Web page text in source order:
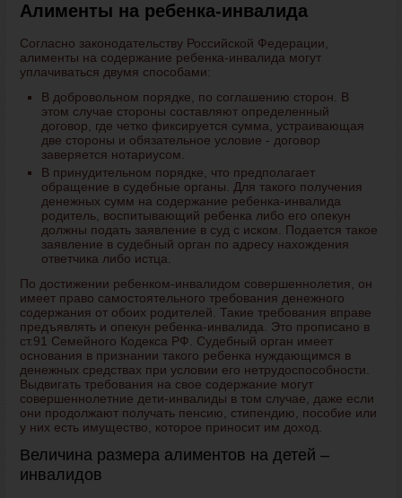
Алименты на ребенка-инвалида
Согласно законодательству Российской Федерации,
алименты на содержание ребенка-инвалида могут
уплачиваться двумя способами:
В добровольном порядке, по соглашению сторон. В
этом случае стороны составляют определенный
договор, где четко фиксируется сумма, устраивающая
две стороны и обязательное условие - договор
заверяется нотариусом.
В принудительном порядке, что предполагает
обращение в судебные органы. Для такого получения
денежных сумм на содержание ребенка-инвалида
родитель, воспитывающий ребенка либо его опекун
должны подать заявление в суд с иском. Подается такое
заявление в судебный орган по адресу нахождения
ответчика либо истца.
По достижении ребенком-инвалидом совершеннолетия, он
имеет право самостоятельного требования денежного
содержания от обоих родителей. Такие требования вправе
предъявлять и опекун ребенка-инвалида. Это прописано в
ст.91 Семейного Кодекса РФ. Судебный орган имеет
основания в признании такого ребенка нуждающимся в
денежных средствах при условии его нетрудоспособности.
Выдвигать требования на свое содержание могут
совершеннолетние дети-инвалиды в том случае, даже если
они продолжают получать пенсию, стипендию, пособие или
у них есть имущество, которое приносит им доход.
Величина размера алиментов на детей –
инвалидов